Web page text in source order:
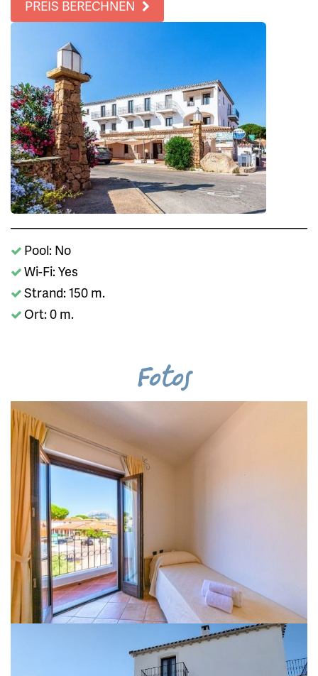
PREIS BERECHNEN
Pool: No
Wi-Fi: Yes
Strand: 150 m.
Ort: 0 m.
Fotos